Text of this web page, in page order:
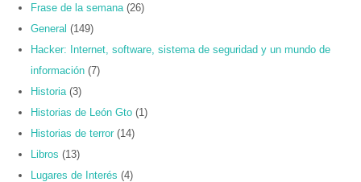
Frase de la semana (26)
General (149)
Hacker: Internet, software, sistema de seguridad y un mundo de
información (7)
Historia (3)
Historias de León Gto (1)
Historias de terror (14)
Libros (13)
Lugares de Interés (4)